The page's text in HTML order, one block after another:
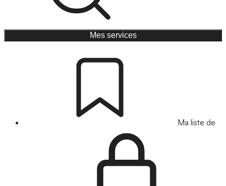
Mes services
Ma liste de